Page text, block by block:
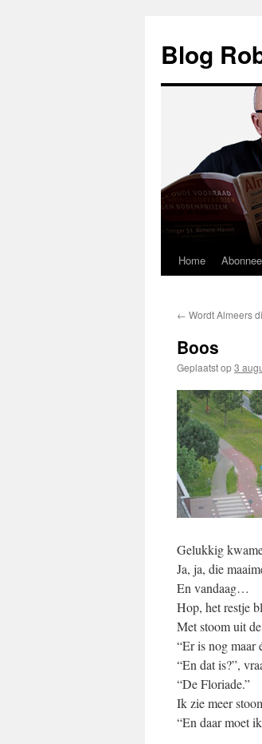
Blog
inhoud
Home
← Wordt Almeers
Boos
Geplaatst op3
Gelukkig
Ja, ja, die
En vandaag…
Hop, het restje
Met stoom uit
“Er is nog maar
“En dat is?”,
“De Floriade.”
Ik zie meer
“En daar moet